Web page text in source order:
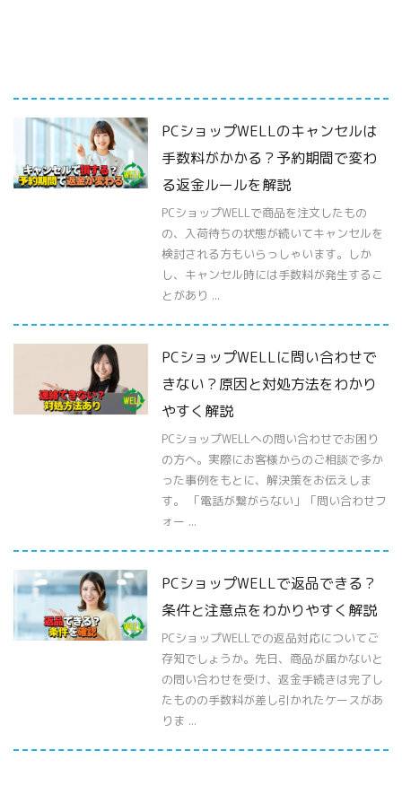
PCショップWELLのキャンセルは
手数料がかかる？予約期間で変わ
る返金ルールを解説
PCショップWELLで商品を注文したもの
の、入荷待ちの状態が続いてキャンセルを
検討される方もいらっしゃいます。しか
し、キャンセル時には手数料が発生するこ
とがあり ...
PCショップWELLに問い合わせで
きない？原因と対処方法をわかり
やすく解説
PCショップWELLへの問い合わせでお困り
の方へ。実際にお客様からのご相談で多か
った事例をもとに、解決策をお伝えしま
す。 「電話が繋がらない」「問い合わせフ
ォー ...
PCショップWELLで返品できる？
条件と注意点をわかりやすく解説
PCショップWELLでの返品対応についてご
存知でしょうか。先日、商品が届かないと
の問い合わせを受け、返金手続きは完了し
たものの手数料が差し引かれたケースがあ
りま ...